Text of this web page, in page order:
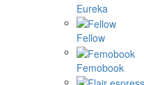
Eureka
Fellow
Femobook